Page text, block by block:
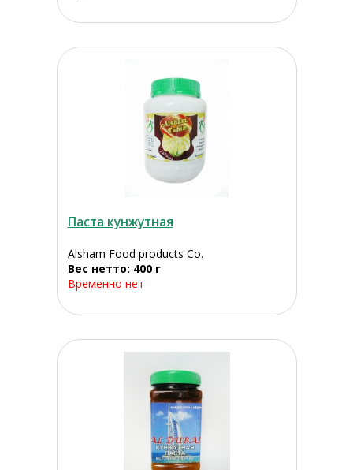
Паста кунжутная
Alsham Food products Co.
Вес нетто: 400 г
Временно нет